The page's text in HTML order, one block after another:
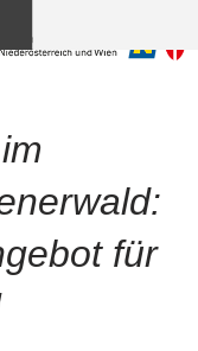
für